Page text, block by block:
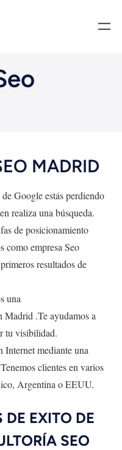
MADRID
Google estás perdiendo
realiza una búsqueda.
de posicionamiento
como empresa Seo
resultados de
una
.Te ayudamos a
tu visibilidad.
mediante una
clientes en varios
Argentina o EEUU.
EXITO DE
SEO